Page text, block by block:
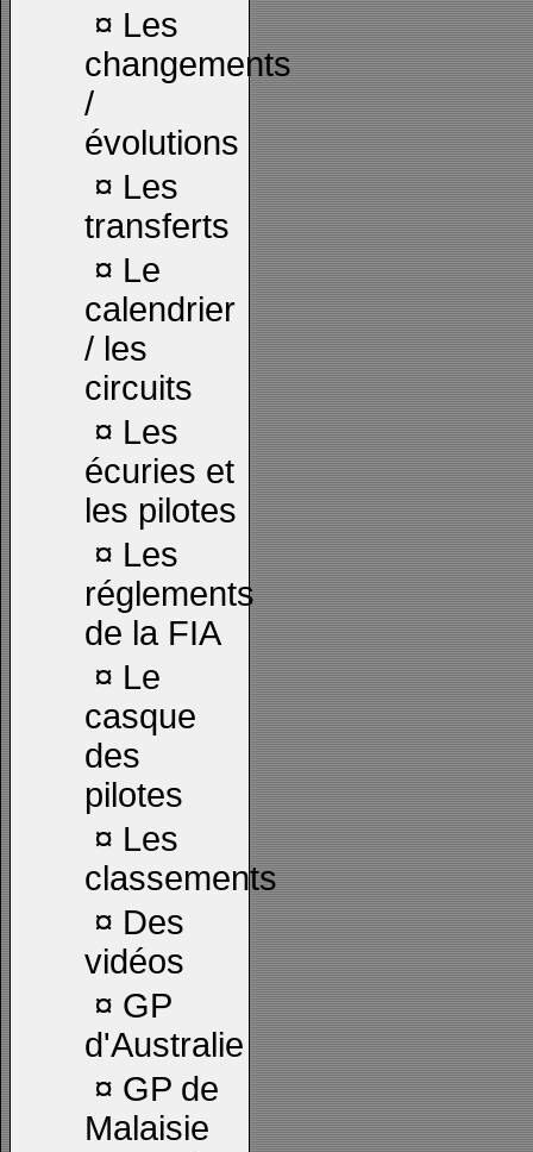
¤ Les
changements
/
évolutions
¤ Les
transferts
¤ Le
calendrier
/ les
circuits
¤ Les
écuries et
les pilotes
¤ Les
réglements
de la FIA
¤ Le
casque
des
pilotes
¤ Les
classements
¤ Des
vidéos
¤ GP
d'Australie
¤ GP de
Malaisie